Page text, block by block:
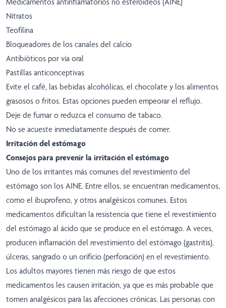
Nitratos
Teofilina
Bloqueadores de los canales del calcio
Antibióticos por vía oral
Pastillas anticonceptivas
Evite el café, las bebidas alcohólicas, el chocolate y los alimentos
grasosos o fritos. Estas opciones pueden empeorar el reflujo.
Deje de fumar o reduzca el consumo de tabaco.
No se acueste inmediatamente después de comer.
Irritación del estómago
Consejos para prevenir la irritación el estómago
Uno de los irritantes más comunes del revestimiento del
estómago son los AINE. Entre ellos, se encuentran medicamentos,
como el ibuprofeno, y otros analgésicos comunes. Estos
medicamentos dificultan la resistencia que tiene el revestimiento
del estómago al ácido que se produce en el estómago. A veces,
producen inflamación del revestimiento del estómago (gastritis),
úlceras, sangrado o un orificio (perforación) en el revestimiento.
Los adultos mayores tienen más riesgo de que estos
medicamentos les causen irritación, ya que es más probable que
tomen analgésicos para las afecciones crónicas. Las personas con